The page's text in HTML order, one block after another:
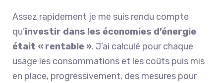
Assez rapidement je me suis rendu compte
qu’investir dans les économies d’énergie
était « rentable ». J’ai calculé pour chaque
usage les consommations et les coûts puis mis
en place, progressivement, des mesures pour